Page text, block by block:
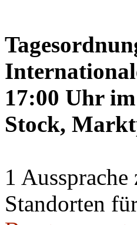
17:00 Uhr
Stock,
1
Standorten